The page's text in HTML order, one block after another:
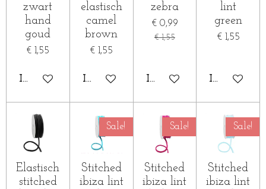
zwart
hand
goud
€ 1,55
IN WINKELWAGEN
elastisch
camel
brown
€ 1,55
IN WINKELWAGEN
zebra
€ 0,99
€ 1,55
IN WINKELWAGEN
lint
green
€ 1,55
IN
Elastisch
stitched
Sale!
Stitched
ibiza lint
Sale!
Stitched
ibiza lint
Sale!
Stitched
ibiza lint